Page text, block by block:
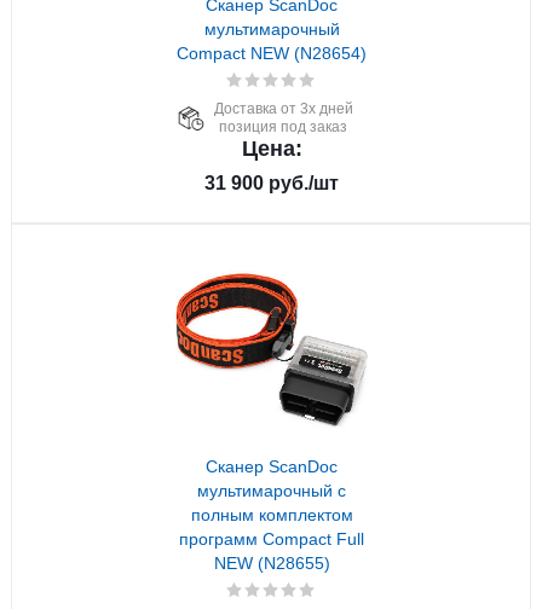
Сканер ScanDoc
мультимарочный
Compact NEW (N28654)
Доставка от 3х дней
позиция под заказ
Цена:
31 900 руб./шт
Сканер ScanDoc
мультимарочный с
полным комплектом
программ Compact Full
NEW (N28655)